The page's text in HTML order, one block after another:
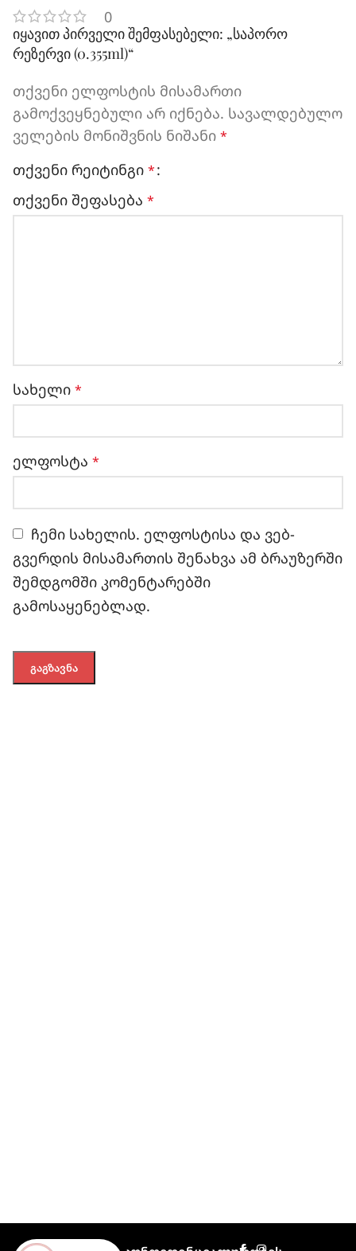
0
იყავით პირველი შემფასებელი: „საპორო
რეზერვი (0.355ml)“
თქვენი ელფოსტის მისამართი
გამოქვეყნებული არ იქნება. სავალდებულო
ველების მონიშვნის ნიშანი *
თქვენი რეიტინგი *
თქვენი შეფასება *
სახელი *
ელფოსტა *
ჩემი სახელის. ელფოსტისა და ვებ-
გვერდის მისამართის შენახვა ამ ბრაუზერში
შემდგომში კომენტარებში
გამოსაყენებლად.